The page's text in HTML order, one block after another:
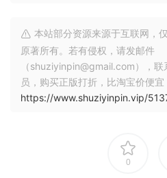
纹理炼金术
使用 Absynth 标志性的颗粒效果
声音转化为闪烁的氛围，而
彩。它们共同创造出充满活力的
Absynth 6 能将灵光乍现的灵感
化引擎、重新设计的采样工具和
本站部分资源来源于互联网，
原著所有。若有侵权，请发邮件
（shuziyinpin@gmail.com），
员，购买正版打折，比淘宝价便宜
https://www.shuziyinpin.vip/
0